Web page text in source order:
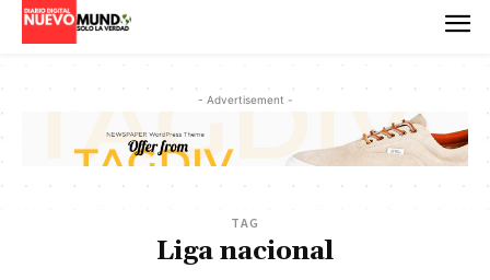
- Advertisement -
TAG
Liga nacional